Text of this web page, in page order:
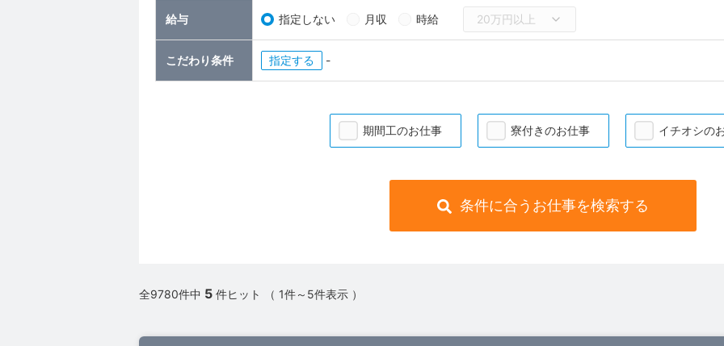
給与 指定しない 月収 時給
こだわり条件 指定 -
期間工のお仕事 寮付きのお仕事 イチオシの
条件に合うお仕事を検索する
全9780件中 5 件ヒット （ 1件～5件表示 ）